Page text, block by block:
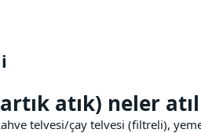
atık) neler
telvesi/çay telvesi (filtreli),